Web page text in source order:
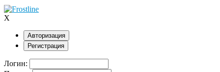
X
Авторизация
Регистрация
Логин: